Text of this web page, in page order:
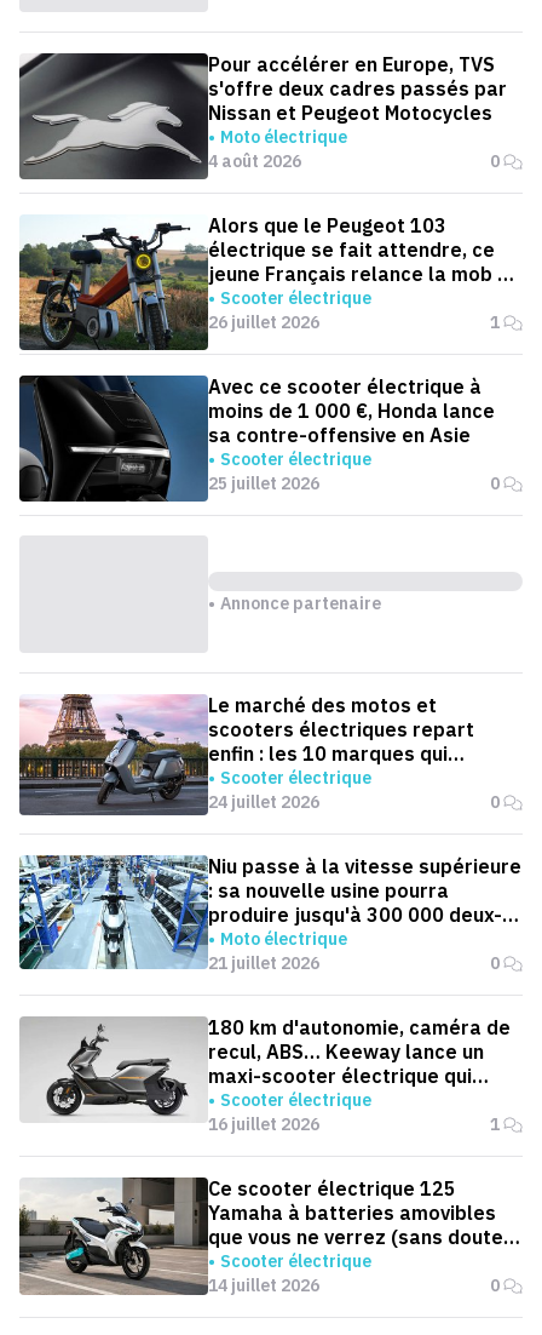
Pour accélérer en Europe, TVS
s'offre deux cadres passés par
Nissan et Peugeot Motocycles
Moto électrique
4 août 2026
0
Alors que le Peugeot 103
électrique se fait attendre, ce
jeune Français relance la mob en
version électrique
Scooter électrique
26 juillet 2026
1
Avec ce scooter électrique à
moins de 1 000 €, Honda lance
sa contre-offensive en Asie
Scooter électrique
25 juillet 2026
0
Annonce partenaire
Le marché des motos et
scooters électriques repart
enfin : les 10 marques qui
dominent la France
Scooter électrique
24 juillet 2026
0
Niu passe à la vitesse supérieure
: sa nouvelle usine pourra
produire jusqu'à 300 000 deux-
roues électriques par an
Moto électrique
21 juillet 2026
0
180 km d'autonomie, caméra de
recul, ABS… Keeway lance un
maxi-scooter électrique qui
défie le BMW CE 04
Scooter électrique
16 juillet 2026
1
Ce scooter électrique 125
Yamaha à batteries amovibles
que vous ne verrez (sans doute)
jamais en Europe
Scooter électrique
14 juillet 2026
0